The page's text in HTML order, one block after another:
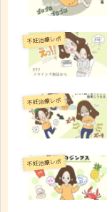
不妊治療レポ
不妊治療レポ
不妊治療レポ